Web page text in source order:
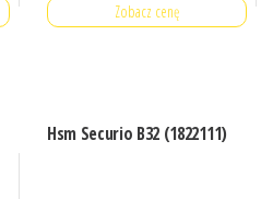
Zobacz cenę
Hsm Securio B32 (1822111)